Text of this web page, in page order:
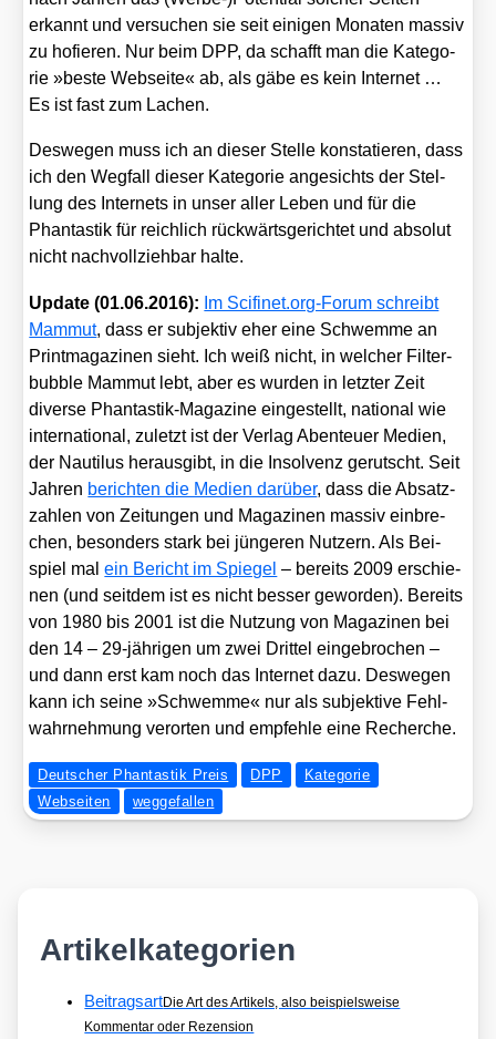
erkannt und ver­su­chen sie seit eini­gen Mona­ten mas­siv
zu hofie­ren. Nur beim DPP, da schafft man die Kate­go­
rie »bes­te Web­sei­te« ab, als gäbe es kein Inter­net …
Es ist fast zum Lachen.
Des­we­gen muss ich an die­ser Stel­le kon­sta­tie­ren, dass
ich den Weg­fall die­ser Kate­go­rie ange­sichts der Stel­
lung des Inter­nets in unser aller Leben und für die
Phan­tas­tik für reich­lich rück­wärts­ge­rich­tet und abso­lut
nicht nach­voll­zieh­bar hal­te.
Update (01.06.2016): Im Scifinet.org-Forum schreibt
Mam­mut, dass er sub­jek­tiv eher eine Schwem­me an
Print­ma­ga­zi­nen sieht. Ich weiß nicht, in wel­cher Fil­ter­
bubble Mam­mut lebt, aber es wur­den in letz­ter Zeit
diver­se Phan­tas­tik-Maga­zi­ne ein­ge­stellt, natio­nal wie
inter­na­tio­nal, zuletzt ist der Ver­lag Aben­teu­er Medi­en,
der Nau­ti­lus her­aus­gibt, in die Insol­venz gerutscht. Seit
Jah­ren berich­ten die Medi­en dar­über, dass die Absatz­
zah­len von Zei­tun­gen und Maga­zi­nen mas­siv ein­bre­
chen, beson­ders stark bei jün­ge­ren Nut­zern. Als Bei­
spiel malein Bericht im Spie­gel – bereits 2009 erschie­
nen (und seit­dem ist es nicht bes­ser gewor­den). Bereits
von 1980 bis 2001 ist die Nut­zung von Maga­zi­nen bei
den 14 – 29-jäh­ri­gen um zwei Drit­tel ein­ge­bro­chen –
und dann erst kam noch das Inter­net dazu. Des­we­gen
kann ich sei­ne »Schwem­me« nur als sub­jek­ti­ve Fehl­
wahr­neh­mung ver­or­ten und emp­feh­le eine Recher­che.
Deutscher Phantastik Preis DPP
Kategorie
Webseiten
weggefallen
Artikelkategorien
BeitragsartDie Art des Artikels, also beispielsweise
Kommentar oder Rezension